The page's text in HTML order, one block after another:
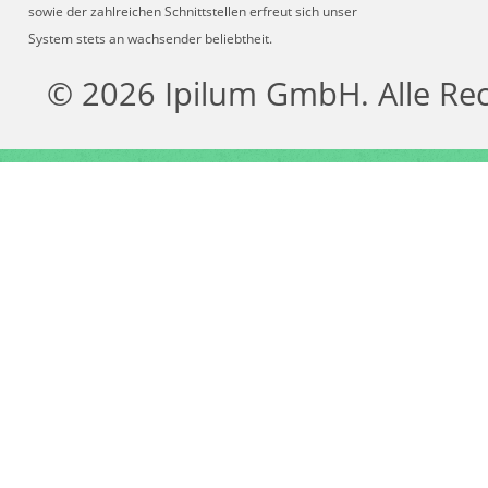
sowie der zahlreichen Schnittstellen erfreut sich unser
System stets an wachsender beliebtheit.
© 2026 Ipilum GmbH. Alle